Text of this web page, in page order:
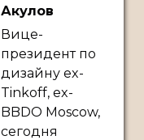
Акулов
Вице-
президент по
дизайну ex-
Tinkoff, ex-
BBDO Moscow,
сегодня